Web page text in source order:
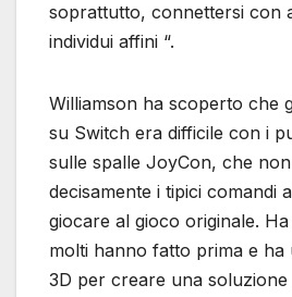
soprattutto, connettersi con
individui affini “.
Williamson ha scoperto che
su Switch era difficile con i
sulle spalle JoyCon, che
decisamente i tipici comandi
giocare al gioco originale.
molti hanno fatto prima e ha
3D per creare una